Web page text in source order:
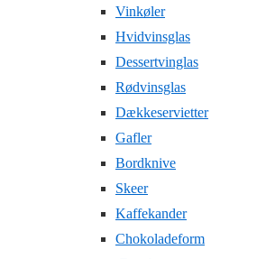
Vinkøler
Hvidvinsglas
Dessertvinglas
Rødvinsglas
Dækkeservietter
Gafler
Bordknive
Skeer
Kaffekander
Chokoladeform